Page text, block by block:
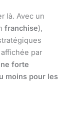
là. Avec un
franchise),
par
forte
moins pour les